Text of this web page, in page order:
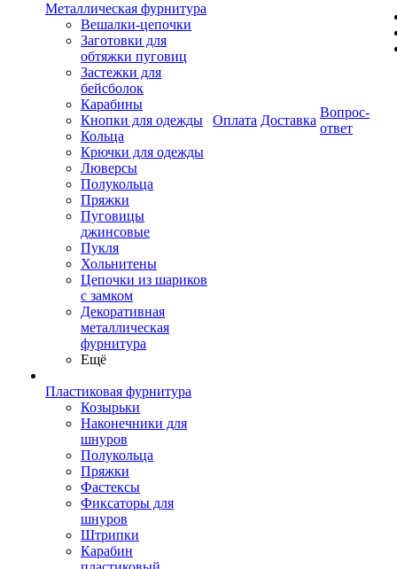
Металлическая фурнитура
Вешалки-цепочки
Заготовки для
обтяжки пуговиц
Застежки для
бейсболок
Карабины
Кнопки для одежды
Кольца
Крючки для одежды
Люверсы
Полукольца
Пряжки
Пуговицы
джинсовые
Пукля
Хольнитены
Цепочки из шариков
с замком
Декоративная
металлическая
фурнитура
Ещё
Пластиковая фурнитура
Козырьки
Наконечники для
шнуров
Полукольца
Пряжки
Фастексы
Фиксаторы для
шнуров
Штрипки
Карабин
Оплата Доставка
Вопрос-
ответ